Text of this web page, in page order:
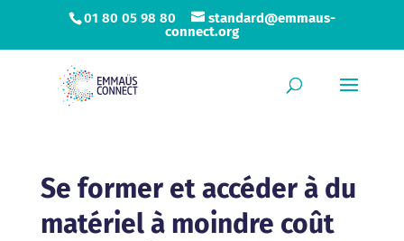
01 80 05 98 80
standard@emmaus-
connect.org
Se former et accéder à du
matériel à moindre coût